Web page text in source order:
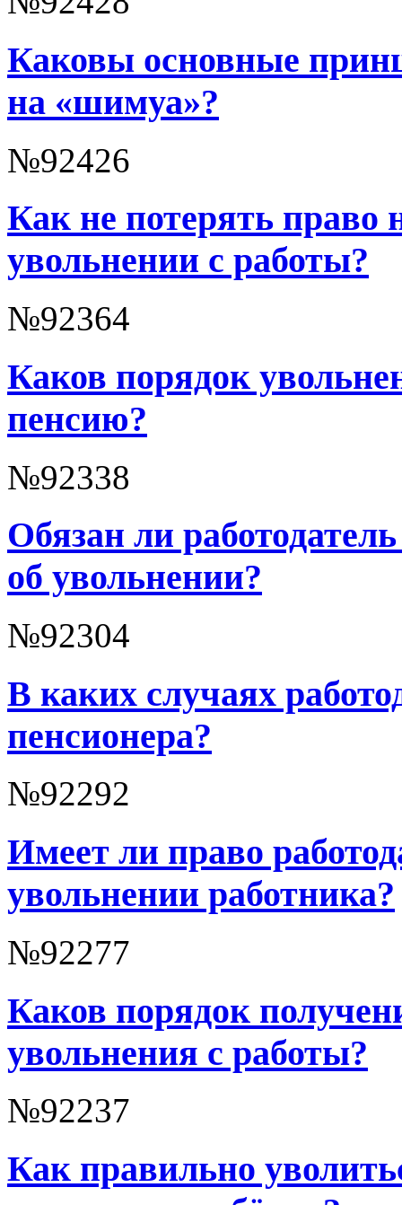
Каковы основные
на «шимуа»?
№92426
Как не потерять право
увольнении с работы?
№92364
Каков порядок
пенсию?
№92338
Обязан ли
об увольнении?
№92304
В каких случаях
пенсионера?
№92292
Имеет ли право
увольнении работника?
№92277
Каков порядок
увольнения с работы?
№92237
Как правильно